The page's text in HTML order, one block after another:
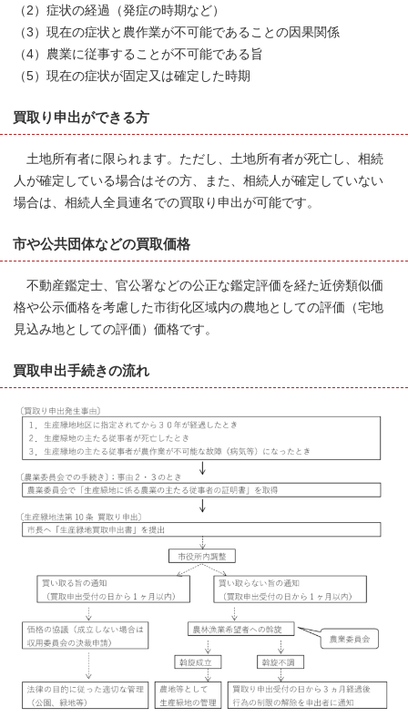
（2）症状の経過（発症の時期など）
（3）現在の症状と農作業が不可能であることの因果関係
（4）農業に従事することが不可能である旨
（5）現在の症状が固定又は確定した時期
買取り申出ができる方
土地所有者に限られます。ただし、土地所有者が死亡し、相続
人が確定している場合はその方、また、相続人が確定していない
場合は、相続人全員連名での買取り申出が可能です。
市や公共団体などの買取価格
不動産鑑定士、官公署などの公正な鑑定評価を経た近傍類似価
格や公示価格を考慮した市街化区域内の農地としての評価（宅地
見込み地としての評価）価格です。
買取申出手続きの流れ